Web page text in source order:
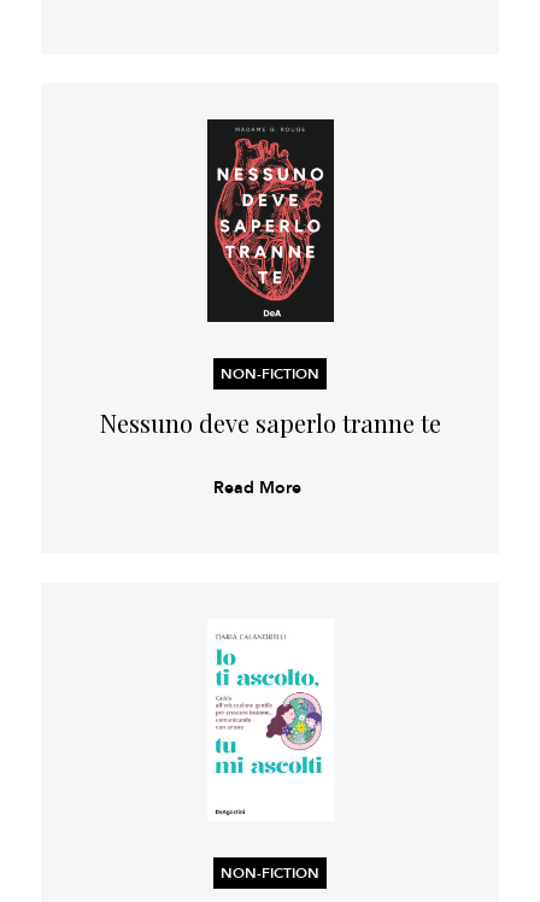
NON-FICTION
Nessuno deve saperlo tranne te
Read More
NON-FICTION